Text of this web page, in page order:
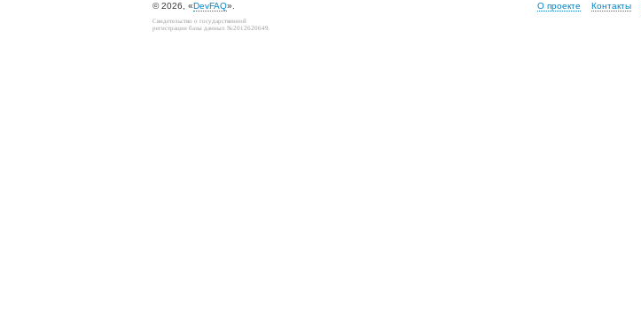
© 2026, «DevFAQ». О проекте Контакты
Свидетельство о государственной
регистрации базы данных №2012620649.